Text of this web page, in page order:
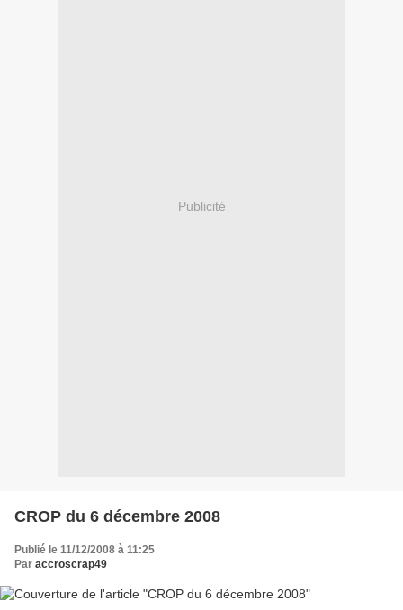
Publicité
CROP du 6 décembre 2008
Publié le 11/12/2008 à 11:25
Par accroscrap49